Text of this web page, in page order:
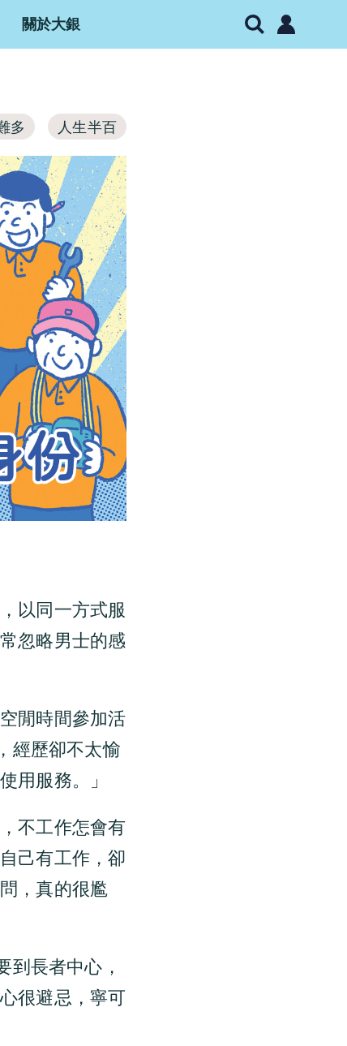
關於大銀
多 人生半百
以同一方式服
忽略男士的感
閒時間參加活
經歷卻不太愉
用服務。」
不工作怎會有
己有工作，卻
，真的很尷
到長者中心，
很避忌，寧可